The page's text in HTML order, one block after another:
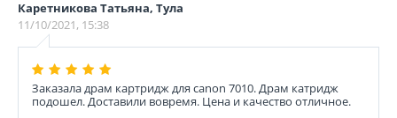
Каретникова Татьяна, Тула
11/10/2021, 15:38
Заказала драм картридж для canon 7010. Драм катридж
подошел. Доставили вовремя. Цена и качество отличное.